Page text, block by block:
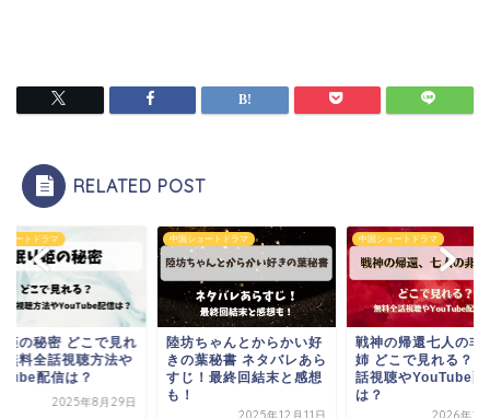
RELATED POST
ョートドラマ
ちゃんとからかい好
葉秘書 ネタバレあら
！最終回結末と感想
中国ショートドラマ
戦神の帰還七人の非凡な
姉 どこで見れる？無料全
話視聴やYouTube配信
は？
2026年2月14日
中国ショートドラマ
眠り姫の秘密 どこで
る？無料全話視聴方
YouTube配信は？